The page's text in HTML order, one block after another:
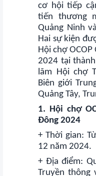
khuyến
cơ hội tiếp
tiến thương
Quảng Ninh
Hai sự kiện
Hội chợ
2024 tại
lãm Hội chợ
Biên giới
Quảng Tây,
1. Hội chợ
Đông 2024
+ Thời gian:
12 năm 2024.
+ Địa điểm:
Truyền thông